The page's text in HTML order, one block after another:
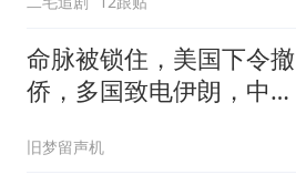
命脉被锁住，美国下令撤
侨，多国致电伊朗，中国
旧梦留声机